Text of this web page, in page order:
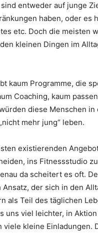
entweder auf junge
haben, oder es
etc. Doch die meisten
kleinen Dingen im
kaum Programme, die
Coaching, kaum
diese Menschen
mehr jung“ leben.
existierenden
ins Fitnessstudio
da scheitert es oft.
der sich in den
als Teil des täglichen
uns viel leichter, in
viele kleine Einladungen.